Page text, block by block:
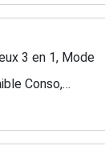
3 en 1, Mode
Conso,